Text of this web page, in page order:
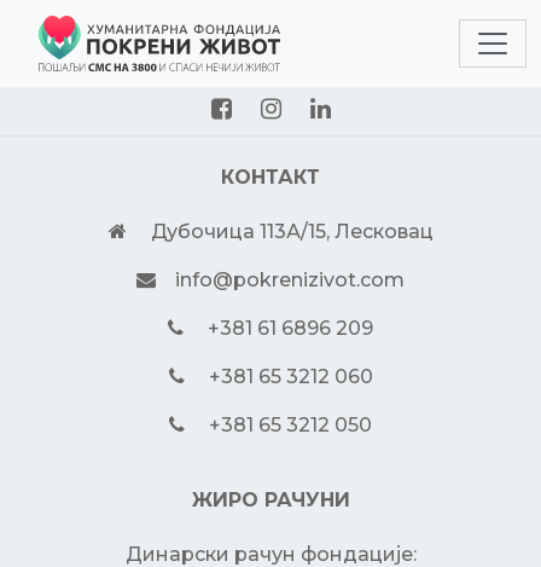
КОНТАКТ
Дубочица 113А/15, Лесковац
info@pokrenizivot.com
+381 61 6896 209
+381 65 3212 060
+381 65 3212 050
ЖИРО РАЧУНИ
Динарски рачун фондације: